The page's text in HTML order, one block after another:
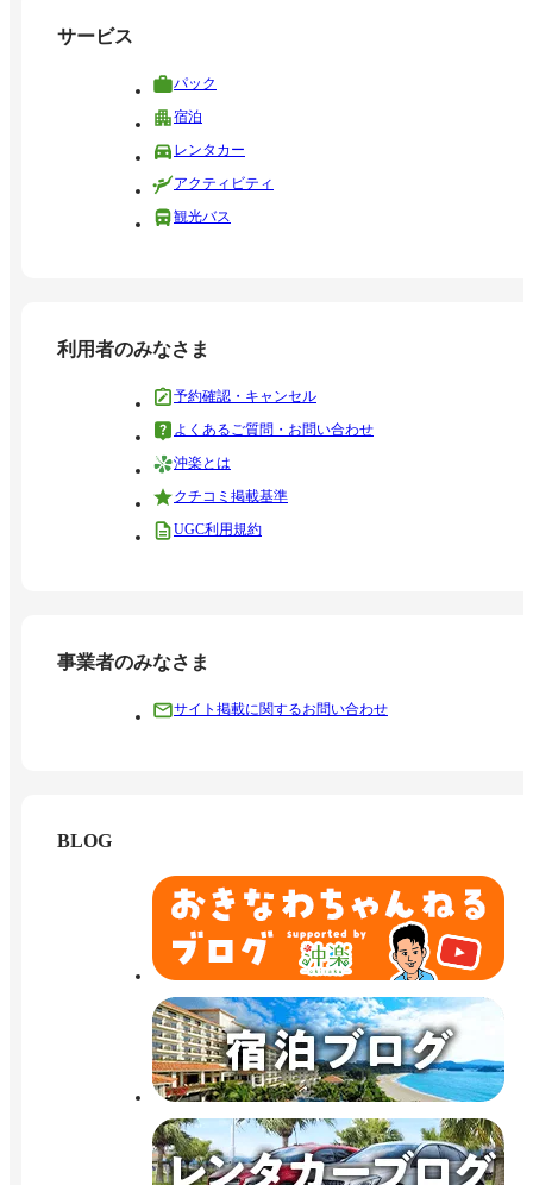
サービス
パック
宿泊
レンタカー
アクティビティ
観光バス
利用者のみなさま
予約確認・キャンセル
よくあるご質問・お問い合わせ
沖楽とは
クチコミ掲載基準
UGC利用規約
事業者のみなさま
サイト掲載に関するお問い合わせ
BLOG